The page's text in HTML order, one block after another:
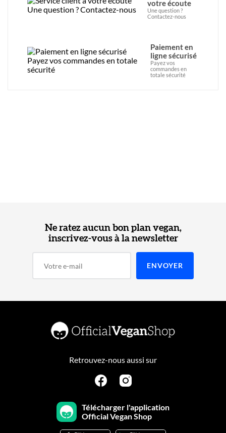
votre écoute
Une question ?
Contactez-nous
Paiement en
ligne sécurisé
Payez vos
commandes en
totale sécurité
Ne ratez aucun bon plan vegan,
inscrivez-vous à la newsletter
Retrouvez-nous aussi sur
Télécharger l'application
Official Vegan Shop